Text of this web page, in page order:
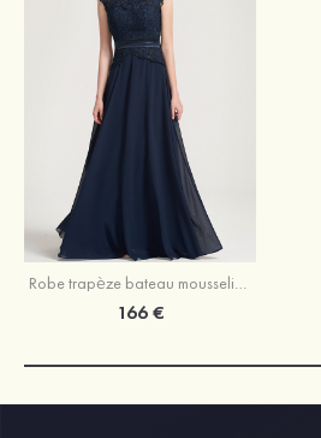
Robe trapèze bateau mousseline longueur ras du sol robe de demoiselle d'honneur avec dentelle plissé ceintures
166 €